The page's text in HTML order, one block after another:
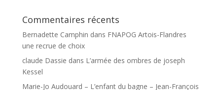
Commentaires récents
Bernadette Camphin dans FNAPOG Artois-Flandres
une recrue de choix
claude Dassie dans L’armée des ombres de joseph
Kessel
Marie-Jo Audouard – L’enfant du bagne – Jean-François